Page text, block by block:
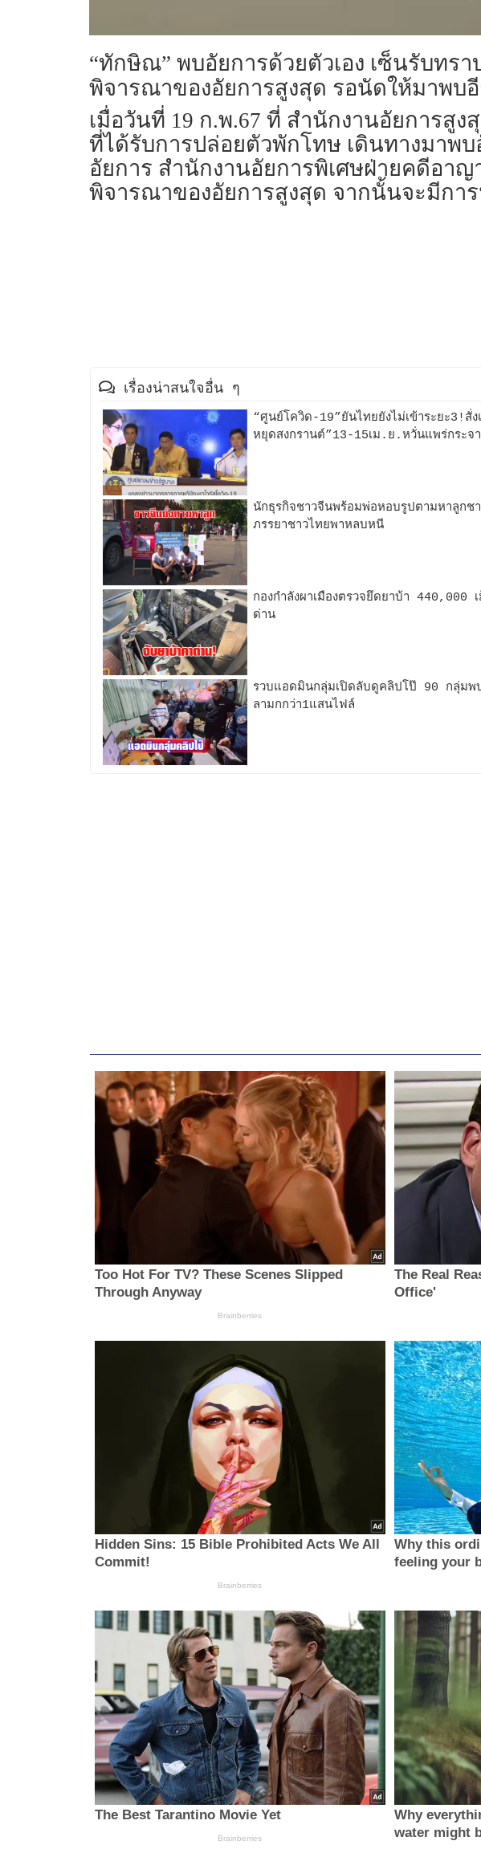
“ทักษิณ” พบอัยการด้วยตัวเอง เซ็นรับทร
พิจารณาของอัยการสูงสุด รอนัดให้มาพบ
เมื่อวันที่ 19 ก.พ.67 ที่ สำนักงานอัยการ
ที่ได้รับการปล่อยตัวพักโทษ เดินทางมาพ
อัยการ สำนักงานอัยการพิเศษฝ่ายคดีอาญ
พิจารณาของอัยการสูงสุด จากนั้นจะมีกา
เรื่องน่าสนใจอื่น ๆ
“ศูนย์โควิด-19”ยันไทยยังไม่เข้าระยะ3!สั่ง
หยุดสงกรานต์”13-15เม.ย.หวั่นแพร่กระจ
นักธุรกิจชาวจีนพร้อมพ่อหอบรูปตามหาลูกช
ภรรยาชาวไทยพาหลบหนี
กองกำลังผาเมืองตรวจยึดยาบ้า 440,000
ด่าน
รวบแอดมินกลุ่มเปิดลับดูคลิปโป๊ 90 กลุ่มพ
ลามกกว่า1แสนไฟล์